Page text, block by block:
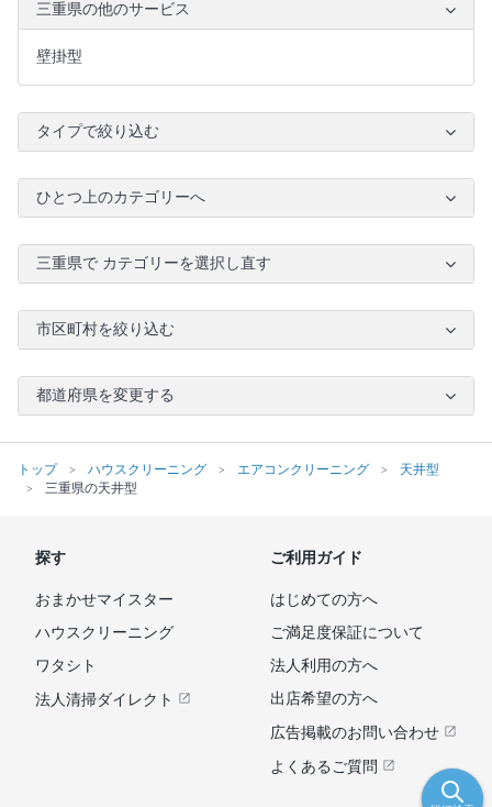
三重県の他のサービス
壁掛型
タイプで絞り込む
ひとつ上のカテゴリーへ
三重県で カテゴリーを選択し直す
市区町村を絞り込む
都道府県を変更する
トップ ハウスクリーニング エアコンクリーニング
天井型
三重県の天井型
探す
おまかせマイスター
ハウスクリーニング
ワタシト
法人清掃ダイレクト
ご利用ガイド
はじめての方へ
ご満足度保証について
法人利用の方へ
出店希望の方へ
広告掲載のお問い合わせ
よくあるご質問